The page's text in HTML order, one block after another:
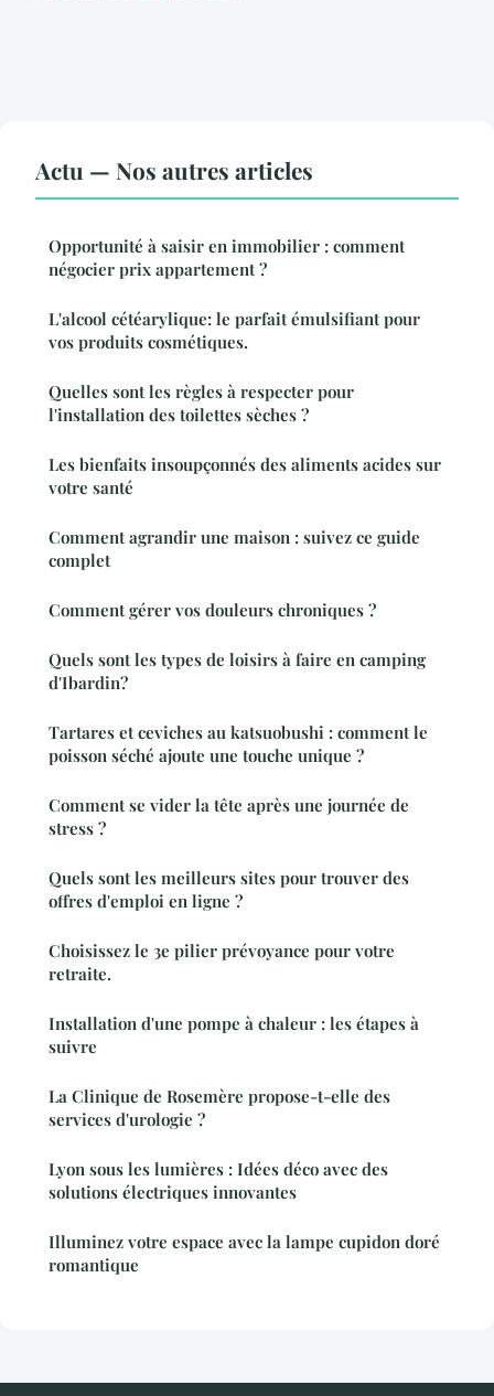
Actu — Nos autres articles
Opportunité à saisir en immobilier : comment
négocier prix appartement ?
L'alcool cétéarylique: le parfait émulsifiant pour
vos produits cosmétiques.
Quelles sont les règles à respecter pour
l'installation des toilettes sèches ?
Les bienfaits insoupçonnés des aliments acides sur
votre santé
Comment agrandir une maison : suivez ce guide
complet
Comment gérer vos douleurs chroniques ?
Quels sont les types de loisirs à faire en camping
d'Ibardin?
Tartares et ceviches au katsuobushi : comment le
poisson séché ajoute une touche unique ?
Comment se vider la tête après une journée de
stress ?
Quels sont les meilleurs sites pour trouver des
offres d'emploi en ligne ?
Choisissez le 3e pilier prévoyance pour votre
retraite.
Installation d'une pompe à chaleur : les étapes à
suivre
La Clinique de Rosemère propose-t-elle des
services d'urologie ?
Lyon sous les lumières : Idées déco avec des
solutions électriques innovantes
Illuminez votre espace avec la lampe cupidon doré
romantique